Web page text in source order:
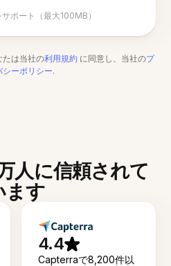
ポート（最大100MB）
たは当社の利用規約 に同意し、当社のプ
シーポリシー.
人に信頼されて
ます
4.4
Capterraで8,200件以